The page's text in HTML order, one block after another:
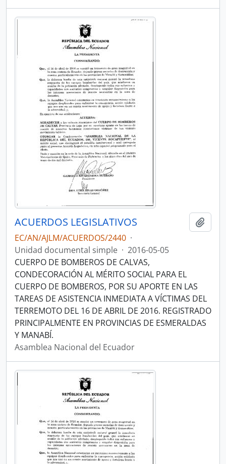
ACUERDOS LEGISLATIVOS
EC/AN/AJLM/ACUERDOS/2440 ·
Unidad documental simple · 2016-05-05
CUERPO DE BOMBEROS DE CALVAS,
CONDECORACIÓN AL MÉRITO SOCIAL PARA EL
CUERPO DE BOMBEROS, POR SU APORTE EN LAS
TAREAS DE ASISTENCIA INMEDIATA A VÍCTIMAS DEL
TERREMOTO DEL 16 DE ABRIL DE 2016. REGISTRADO
PRINCIPALMENTE EN PROVINCIAS DE ESMERALDAS
Y MANABÍ.
Asamblea Nacional del Ecuador